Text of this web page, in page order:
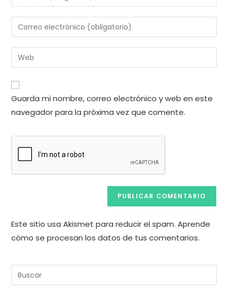
tu
nombre
de
usuario
para
comentar
Introduce
tu
dirección
de
electrónico
para
comentar
Introduce
la
URL
de
tu
web
Guarda mi nombre, correo electrónico y web en este
navegador para la próxima vez que comente.
Este sitio usa Akismet para reducir el spam.Aprende
cómo se procesan los datos de tus comentarios.